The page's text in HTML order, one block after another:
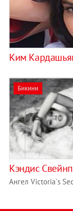
Ким
Бикини
Кэндис
Ангел Victoria`s